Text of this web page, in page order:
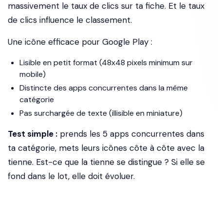
massivement le taux de clics sur ta fiche. Et le taux
de clics influence le classement.
Une icône efficace pour Google Play :
Lisible en petit format (48x48 pixels minimum sur
mobile)
Distincte des apps concurrentes dans la même
catégorie
Pas surchargée de texte (illisible en miniature)
Test simple : prends les 5 apps concurrentes dans
ta catégorie, mets leurs icônes côte à côte avec la
tienne. Est-ce que la tienne se distingue ? Si elle se
fond dans le lot, elle doit évoluer.